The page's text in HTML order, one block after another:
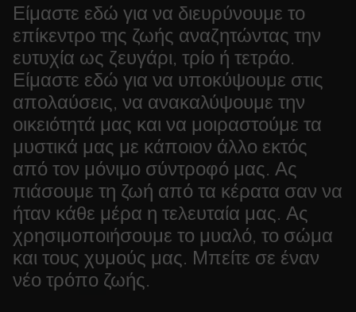
Είμαστε εδώ για να διευρύνουμε το
επίκεντρο της ζωής αναζητώντας την
ευτυχία ως ζευγάρι, τρίο ή τετράο.
Είμαστε εδώ για να υποκύψουμε στις
απολαύσεις, να ανακαλύψουμε την
οικειότητά μας και να μοιραστούμε τα
μυστικά μας με κάποιον άλλο εκτός
από τον μόνιμο σύντροφό μας. Ας
πιάσουμε τη ζωή από τα κέρατα σαν να
ήταν κάθε μέρα η τελευταία μας. Ας
χρησιμοποιήσουμε το μυαλό, το σώμα
και τους χυμούς μας. Μπείτε σε έναν
νέο τρόπο ζωής.